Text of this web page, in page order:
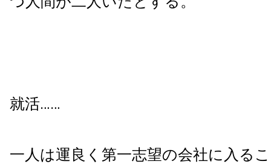
就活……
一人は運良く第一志望の会社に入る